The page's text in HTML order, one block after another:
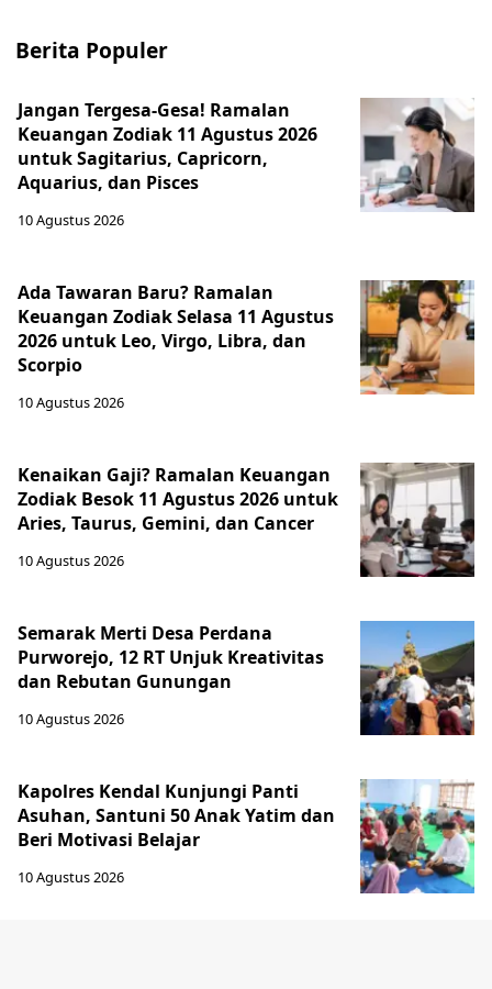
Berita Populer
Jangan Tergesa-Gesa! Ramalan
Keuangan Zodiak 11 Agustus 2026
untuk Sagitarius, Capricorn,
Aquarius, dan Pisces
10 Agustus 2026
Ada Tawaran Baru? Ramalan
Keuangan Zodiak Selasa 11 Agustus
2026 untuk Leo, Virgo, Libra, dan
Scorpio
10 Agustus 2026
Kenaikan Gaji? Ramalan Keuangan
Zodiak Besok 11 Agustus 2026 untuk
Aries, Taurus, Gemini, dan Cancer
10 Agustus 2026
Semarak Merti Desa Perdana
Purworejo, 12 RT Unjuk Kreativitas
dan Rebutan Gunungan
10 Agustus 2026
Kapolres Kendal Kunjungi Panti
Asuhan, Santuni 50 Anak Yatim dan
Beri Motivasi Belajar
10 Agustus 2026